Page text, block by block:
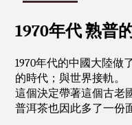
1970年代 熟普
1970年代的中國大陸做
的時代；與世界接軌。
這個決定帶著這個古老
普洱茶也因此多了一份